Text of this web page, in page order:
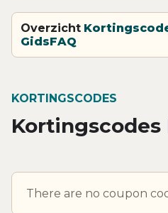
Overzicht
GidsFAQ
KORTINGSCODES
There are no coupon